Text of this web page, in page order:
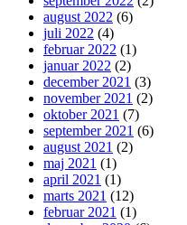
august 2022 (6)
juli 2022 (4)
februar 2022 (1)
januar 2022 (2)
december 2021 (3)
november 2021 (2)
oktober 2021 (7)
september 2021 (6)
august 2021 (2)
maj 2021 (1)
april 2021 (1)
marts 2021 (12)
februar 2021 (1)